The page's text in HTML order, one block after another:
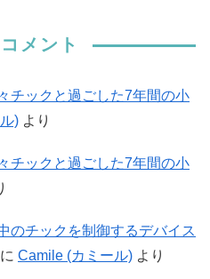
メント
チックと過ごした7年間の小
) より
チックと過ごした7年間の小
のチックを制御するデバイス
に Camile (カミール) より